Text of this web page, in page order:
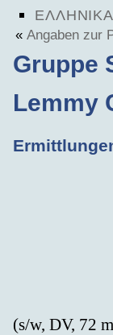
ΕΛΛΗΝΙΚΑ
« Angaben zur
Gruppe
Lemmy
(s/w, DV, 72